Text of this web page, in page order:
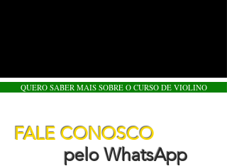
QUERO SABER MAIS SOBRE O CURSO DE VIOLINO
FALE CONOSCO
pelo WhatsApp